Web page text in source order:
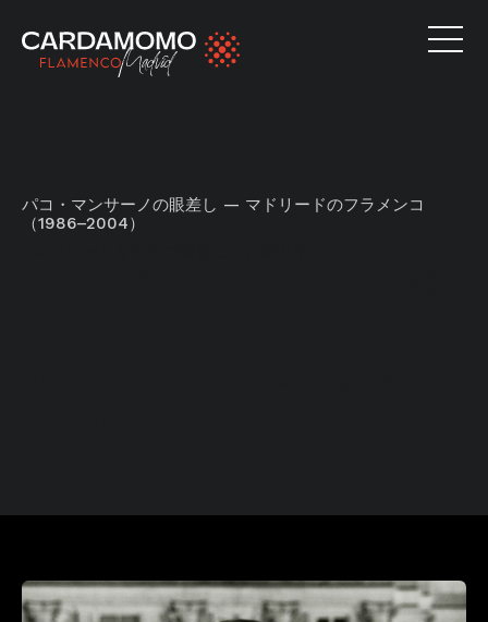
パコ・マンサーノの眼差し — マドリードのフラメンコ
（1986–2004）